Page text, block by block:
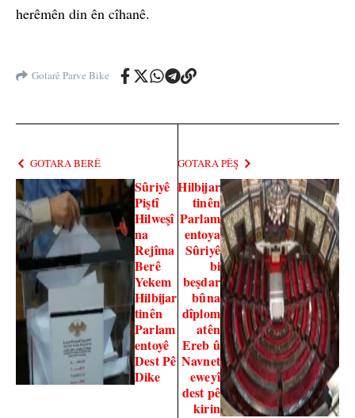
herêmên din ên cîhanê.
Gotarê Parve Bike
GOTARA BERÊ
Sûriyê
Piştî
Hilweşî
na
Rejîma
Berê
Yekem
Hilbijar
tinên
Parlam
entoyê
Dest Pê
Dike
GOTARA PÊŞ
Hilbijar
tinên
Parlam
entoya
Sûriyê
bi
beşdar
bûna
dîplom
atên
Ereb û
Navnet
eweyî
dest pê
kirin